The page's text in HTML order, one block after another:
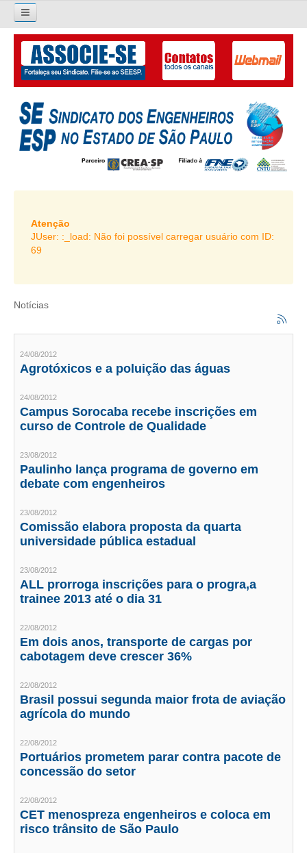
Pesquisar...
O SINDICATO
APRESENTAÇÃO
PALAVRA DO PRESIDENTE
DIRETORIA
LIVRO GESTÃO 2026-2029
SUBSEDES SINDICAIS
ORGANOGRAMA
CONSELHO TECNOLÓGICO
COMPOSIÇÃO
PERSONALIDADES DA TECNOLOGIA
TRANSPARÊNCIA
CONSULTORIA
CONTRIBUIÇÕES
CONTRIBUIÇÃO ASSISTENCIAL
CONTRIBUIÇÃO ASSOCIATIVA OU ANUIDADE DE SÓCIO
CONTRIBUIÇÃO SINDICAL URBANA
REVISÃO DE APOSENTADORIA
FGTS EXPURGOS
LEGISLAÇÃO
Atenção
JUser: :_load: Não foi possível carregar usuário com ID:
69
Notícias
24/08/2012
Agrotóxicos e a poluição das águas
24/08/2012
Campus Sorocaba recebe inscrições em
curso de Controle de Qualidade
23/08/2012
Paulinho lança programa de governo em
debate com engenheiros
23/08/2012
Comissão elabora proposta da quarta
universidade pública estadual
23/08/2012
ALL prorroga inscrições para o progra,a
trainee 2013 até o dia 31
22/08/2012
Em dois anos, transporte de cargas por
cabotagem deve crescer 36%
22/08/2012
Brasil possui segunda maior frota de aviação
agrícola do mundo
22/08/2012
Portuários prometem parar contra pacote de
concessão do setor
22/08/2012
CET menospreza engenheiros e coloca em
risco trânsito de São Paulo